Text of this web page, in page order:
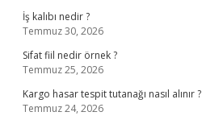
İş kalıbı nedir ?
Temmuz 30, 2026
Sifat fiil nedir örnek ?
Temmuz 25, 2026
Kargo hasar tespit tutanağı nasıl alınır ?
Temmuz 24, 2026